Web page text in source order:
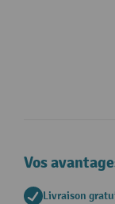
Vos
Livraison